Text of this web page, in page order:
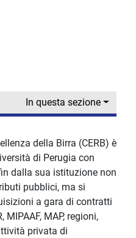
In questa sezione
della Birra (CERB) è
di Perugia con
dalla sua istituzione non
pubblici, ma si
a gara di contratti
MIPAAF, MAP, regioni,
privata di